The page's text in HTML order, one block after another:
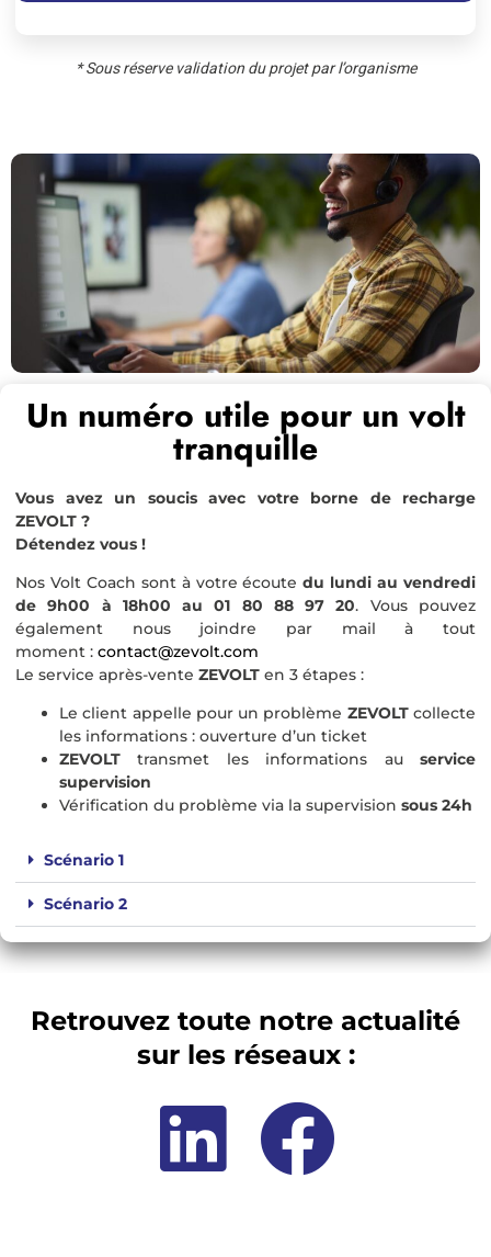
* Sous réserve validation du projet par l’organisme
Un numéro utile pour un volt
tranquille
Vous avez un soucis avec votre borne de recharge
ZEVOLT ?
Détendez vous !
Nos Volt Coach sont à votre écoutedu lundi au vendredi
de 9h00 à 18h00 au 01 80 88 97 20. Vous pouvez
également nous joindre par mail à tout
moment : contact@zevolt.com
Le service après-vente ZEVOLT en 3 étapes :
Le client appelle pour un problème ZEVOLTcollecte
les informations : ouverture d’un ticket
ZEVOLT transmet les informations au service
supervision
Vérification du problème via la supervision sous 24h
Scénario 1
Scénario 2
Retrouvez toute notre actualité
sur les réseaux :